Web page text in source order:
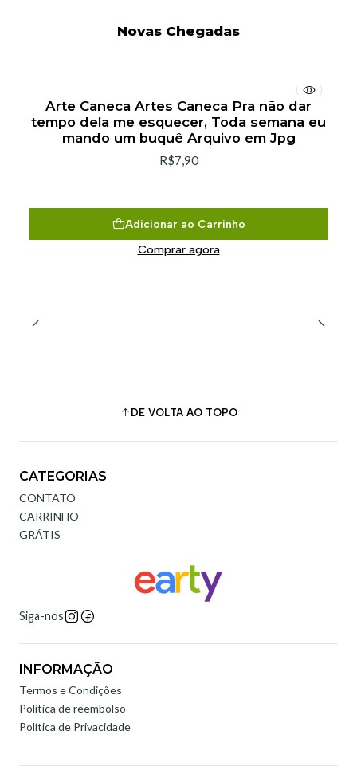
Novas Chegadas
Arte Caneca Artes Caneca Pra não dar
tempo dela me esquecer, Toda semana eu
mando um buquê Arquivo em Jpg
R$7,90
Adicionar ao Carrinho
Comprar agora
DE VOLTA AO TOPO
CATEGORIAS
CONTATO
CARRINHO
GRÁTIS
Siga-nos
INFORMAÇÃO
Termos e Condições
Politica de reembolso
Política de Privacidade